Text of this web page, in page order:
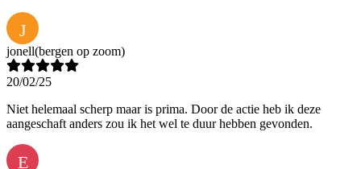
J
jonell(bergen op zoom)
20/02/25
Niet helemaal scherp maar is prima. Door de actie heb ik deze
aangeschaft anders zou ik het wel te duur hebben gevonden.
E